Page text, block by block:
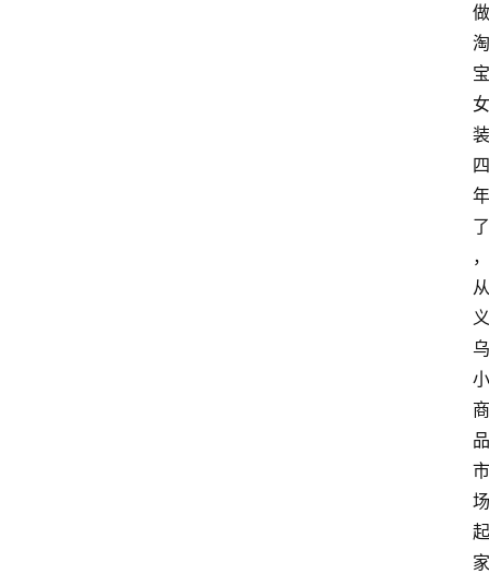
做
淘
宝
女
装
四
年
了
，
从
义
乌
小
商
品
市
场
起
家